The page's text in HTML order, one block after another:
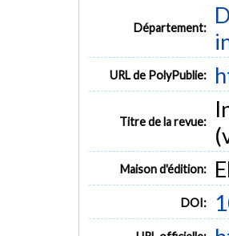
Département:
URL de PolyPublie:
Titre de la revue:
Maison d'édition:
DOI: